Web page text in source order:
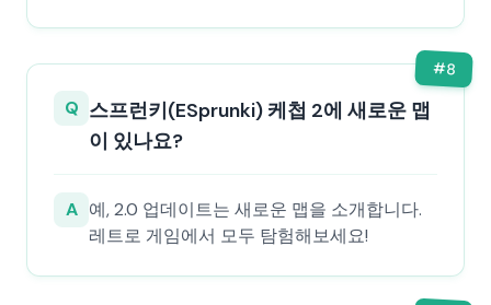
#8
Q 스프런키(ESprunki) 케첩 2에 새로운 맵
이 있나요?
A 예, 2.0 업데이트는 새로운 맵을 소개합니다.
레트로 게임에서 모두 탐험해보세요!